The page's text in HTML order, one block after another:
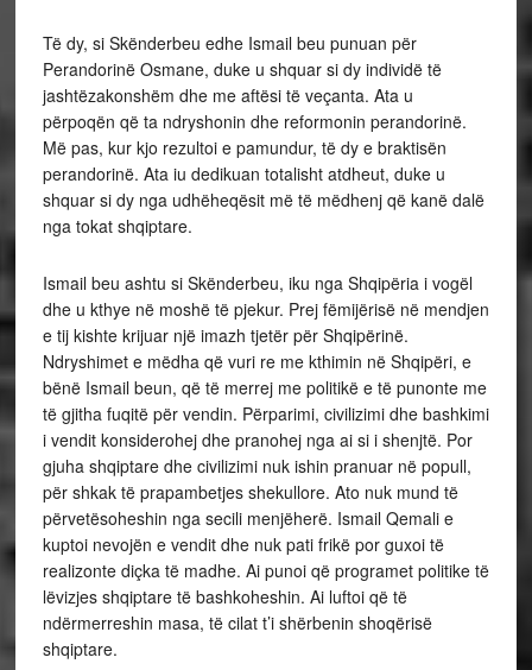
Të dy, si Skënderbeu edhe Ismail beu punuan për
Perandorinë Osmane, duke u shquar si dy individë të
jashtëzakonshëm dhe me aftësi të veçanta. Ata u
përpoqën që ta ndryshonin dhe reformonin perandorinë.
Më pas, kur kjo rezultoi e pamundur, të dy e braktisën
perandorinë. Ata iu dedikuan totalisht atdheut, duke u
shquar si dy nga udhëheqësit më të mëdhenj që kanë dalë
nga tokat shqiptare.
Ismail beu ashtu si Skënderbeu, iku nga Shqipëria i vogël
dhe u kthye në moshë të pjekur. Prej fëmijërisë në mendjen
e tij kishte krijuar një imazh tjetër për Shqipërinë.
Ndryshimet e mëdha që vuri re me kthimin në Shqipëri, e
bënë Ismail beun, që të merrej me politikë e të punonte me
të gjitha fuqitë për vendin. Përparimi, civilizimi dhe bashkimi
i vendit konsiderohej dhe pranohej nga ai si i shenjtë. Por
gjuha shqiptare dhe civilizimi nuk ishin pranuar në popull,
për shkak të prapambetjes shekullore. Ato nuk mund të
përvetësoheshin nga secili menjëherë. Ismail Qemali e
kuptoi nevojën e vendit dhe nuk pati frikë por guxoi të
realizonte diçka të madhe. Ai punoi që programet politike të
lëvizjes shqiptare të bashkoheshin. Ai luftoi që të
ndërmerreshin masa, të cilat t’i shërbenin shoqërisë
shqiptare.